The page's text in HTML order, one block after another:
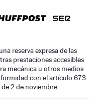
reserva expresa de las
prestaciones accesibles
mecánica u otros medios
con el artículo 67.3
2 de noviembre.